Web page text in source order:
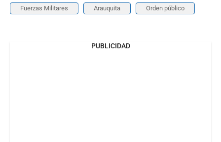
Fuerzas Militares Arauquita Orden público
PUBLICIDAD